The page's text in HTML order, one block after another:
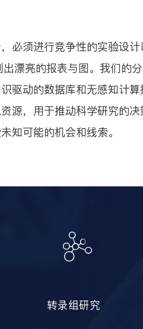
必须进行竞争性的实验设
漂亮的报表与图。我们的
驱动的数据库和无感知计
源，用于推动科学研究的
知可能的机会和线索。
转录组研究